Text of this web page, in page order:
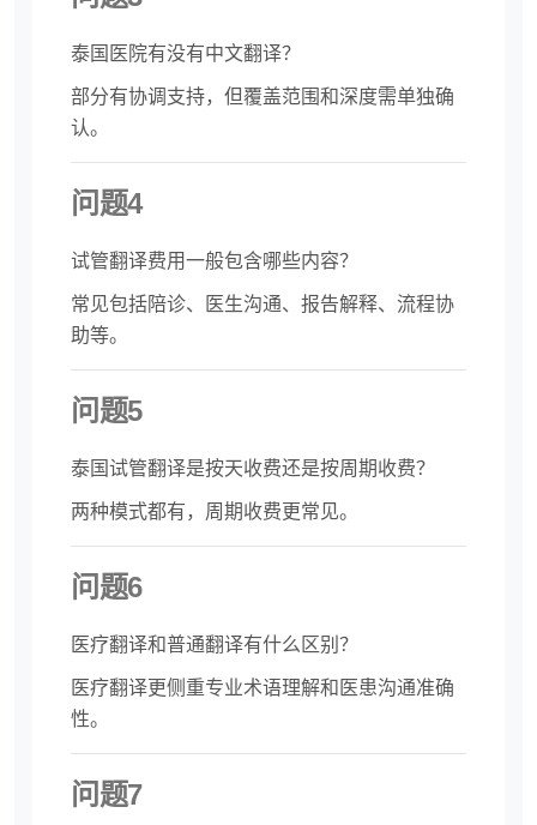
泰国医院有没有中文翻译？
部分有协调支持，但覆盖范围和深度需单独确
认。
问题4
试管翻译费用一般包含哪些内容？
常见包括陪诊、医生沟通、报告解释、流程协
助等。
问题5
泰国试管翻译是按天收费还是按周期收费？
两种模式都有，周期收费更常见。
问题6
医疗翻译和普通翻译有什么区别？
医疗翻译更侧重专业术语理解和医患沟通准确
性。
问题7